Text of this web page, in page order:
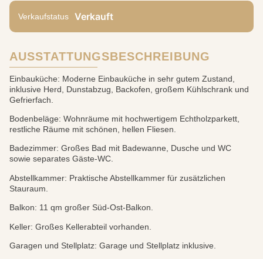
Verkaufstatus Verkauft
AUSSTATTUNGSBESCHREIBUNG
Einbauküche: Moderne Einbauküche in sehr gutem Zustand,
inklusive Herd, Dunstabzug, Backofen, großem Kühlschrank und
Gefrierfach.
Bodenbeläge: Wohnräume mit hochwertigem Echtholzparkett,
restliche Räume mit schönen, hellen Fliesen.
Badezimmer: Großes Bad mit Badewanne, Dusche und WC
sowie separates Gäste-WC.
Abstellkammer: Praktische Abstellkammer für zusätzlichen
Stauraum.
Balkon: 11 qm großer Süd-Ost-Balkon.
Keller: Großes Kellerabteil vorhanden.
Garagen und Stellplatz: Garage und Stellplatz inklusive.